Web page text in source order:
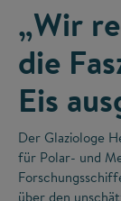
„Wir
die
Eis
Der Glaziologe
für Polar- und
über den